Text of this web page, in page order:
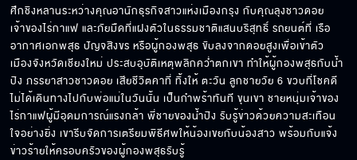
ศึกชิงหลานระหว่างคุณอานักธุรกิจสาวแห่งเมืองกรุง กับคุณลุงชาวดอย
เจ้าของไร่กาแฟ และภัยมืดที่แฝงตัวในธรรมชาติแสนบริสุทธิ์ รถยนต์ที่ เรือ
อากาศเอกพสุธ ปัญจสิงขร หรือผู้กองพสุธ ขับลงจากดอยสูงเพื่อเข้าตัว
เมืองจังหวัดเชียงใหม่ ประสบอุบัติเหตุพลิกคว่ำตกเขา ทำให้ผู้กองพสุธกับน้ำ
ปิง ภรรยาสาวชาวดอย เสียชีวิตคาที่ ทิ้งให้ ตะวัน ลูกชายวัย 6 ขวบที่โชคดี
ไม่ได้เดินทางไปกับพ่อแม่ในวันนั้น เป็นกำพร้าทันที ขุนเขา ชายหนุ่มเจ้าของ
ไร่กาแฟผู้มีอุดมการณ์แรงกล้า พี่ชายของน้ำปิง รับรู้ข่าวด้วยความสะเทือน
ใจอย่างยิ่ง เขารีบจัดการเตรียมพิธีศพให้น้องเขยกับน้องสาว พร้อมกับแจ้ง
ข่าวร้ายให้ครอบครัวของผู้กองพสุธรับรู้